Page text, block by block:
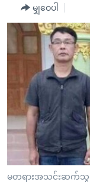
ကျော်
ကြည့်
ပင်မ
စာမျက်နှာ
သို့
ကျော်
ကြည့်
ရန်
အမေရိကန်သုံးအီဒီယံ
မကြေးမုံရဲ့ အင်္ဂလိပ်
ရုပ်ရှင်ထဲက အင်္ဂလိပ်
သုတပဒေသာ အင်္ဂ
အပတ်စဉ်ကဏ္ဍများ
ရေဒီယို
တီဗွီ
ရေဒီယိုနှင့်ရုပ်သံ အ
ရေဒီယို/တီဗွီအစီအစ
Learning English
ဗွီအိုအေ လူမှုကွန်ယက်မျ
ဘာသာစကားမျာ
မျှဝေပါ
မတရားအသင်းဆက်သွယ်